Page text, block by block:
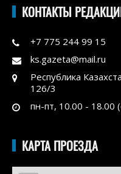
КОНТАКТЫ
+7 775 244 99 15
ks.gazeta@mail.ru
Республика
126/3
пн-пт, 10.00 - 18.00
КАРТА ПРОЕЗДА